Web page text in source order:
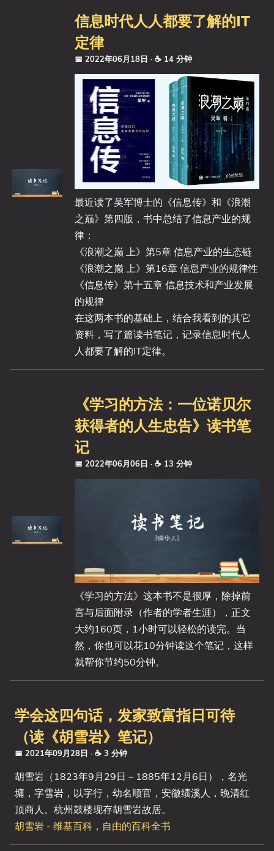
信息时代人人都要了解的IT
定律
📅 2022年06月18日 · ☕ 14 分钟
最近读了吴军博士的《信息传》和《浪潮
之巅》第四版，书中总结了信息产业的规
律：
《浪潮之巅 上》第5章 信息产业的生态链
《浪潮之巅 上》第16章 信息产业的规律性
《信息传》第十五章 信息技术和产业发展
的规律
在这两本书的基础上，结合我看到的其它
资料，写了篇读书笔记，记录信息时代人
人都要了解的IT定律。
《学习的方法：一位诺贝尔
获得者的人生忠告》读书笔
记
📅 2022年06月06日 · ☕ 13 分钟
《学习的方法》这本书不是很厚，除掉前
言与后面附录（作者的学者生涯），正文
大约160页，1小时可以轻松的读完。当
然，你也可以花10分钟读这个笔记，这样
就帮你节约50分钟。
学会这四句话，发家致富指日可待
（读《胡雪岩》笔记）
📅 2021年09月28日 · ☕ 3 分钟
胡雪岩（1823年9月29日－1885年12月6日），名光
墉，字雪岩，以字行，幼名顺官，安徽绩溪人，晚清红
顶商人。杭州鼓楼现存胡雪岩故居。
胡雪岩 - 维基百科，自由的百科全书